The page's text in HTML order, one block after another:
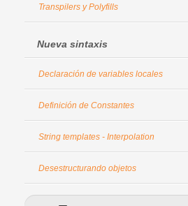
Transpilers y Polyfills
Nueva sintaxis
Declaración de variables locales
Definición de Constantes
String templates - Interpolation
Desestructurando objetos